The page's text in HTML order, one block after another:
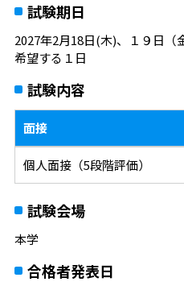
試験期日
2027年2月18日(木)、１９日
希望する１日
試験内容
面接
個人面接（5段階評価）
試験会場
本学
合格者発表日